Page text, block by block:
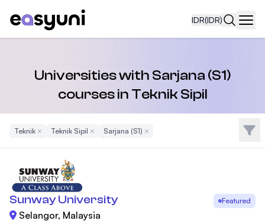
IDR(IDR)
Universities with Sarjana (S1)
courses in Teknik Sipil
TeknikRemove Filter
Teknik Sipil Remove Filter
Sarjana (S1) Remove Filter Filter
Sunway University Featured
Selangor, Malaysia